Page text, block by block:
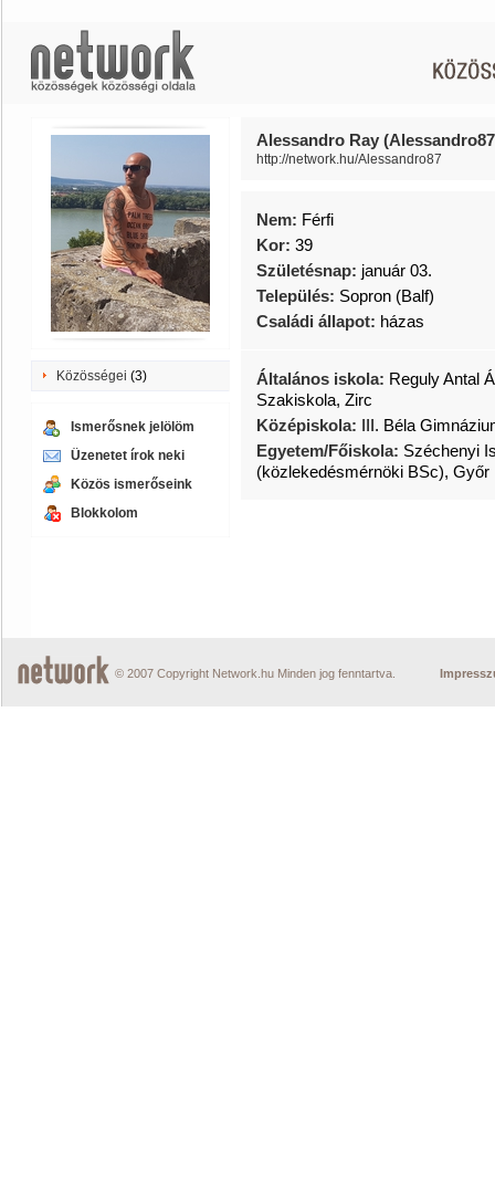
Közösségei (3)
Ismerősnek jelölöm
Üzenetet írok neki
Közös ismerőseink
Blokkolom
Alessandro Ray
http://network.hu/Alessandro87
Nem: Férfi
Kor: 39
Születésnap: január 03.
Település: Sopron (Balf)
Családi állapot: házas
Általános iskola: Reguly Antal
Szakiskola, Zirc
Középiskola: III. Béla
Egyetem/Főiskola: Széchenyi
(közlekedésmérnöki BSc), Győr
© 2007 Copyright Network.hu Minden jog fenntartva.